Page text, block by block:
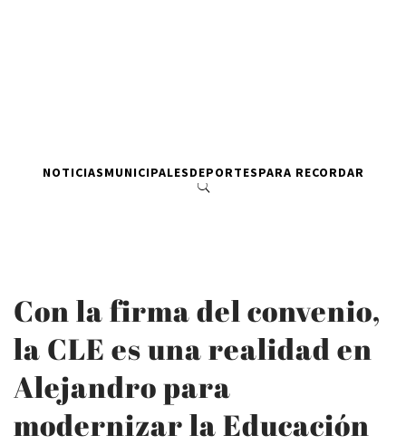
NOTICIASMUNICIPALESDEPORTESPARA RECORDAR
Con la firma del convenio,
la CLE es una realidad en
Alejandro para
modernizar la Educación